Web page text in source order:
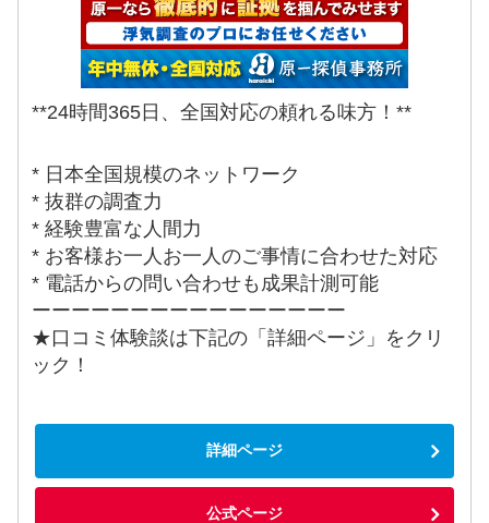
**24時間365日、全国対応の頼れる味方！**
* 日本全国規模のネットワーク
* 抜群の調査力
* 経験豊富な人間力
* お客様お一人お一人のご事情に合わせた対応
* 電話からの問い合わせも成果計測可能
ーーーーーーーーーーーーーーーー
★口コミ体験談は下記の「詳細ページ」をクリ
ック！
詳細ページ
公式ページ